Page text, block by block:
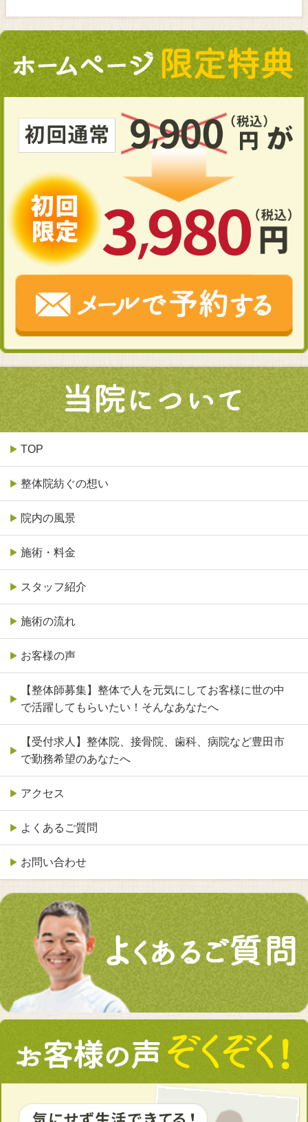
TOP
整体院紡ぐの想い
院内の風景
施術・料金
スタッフ紹介
施術の流れ
お客様の声
【整体師募集】整体で人を元気にしてお客様に世の中
で活躍してもらいたい！そんなあなたへ
【受付求人】整体院、接骨院、歯科、病院など豊田市
で勤務希望のあなたへ
アクセス
よくあるご質問
お問い合わせ